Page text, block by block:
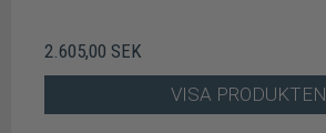
2.605,00 SEK
VISA PRODUKTEN